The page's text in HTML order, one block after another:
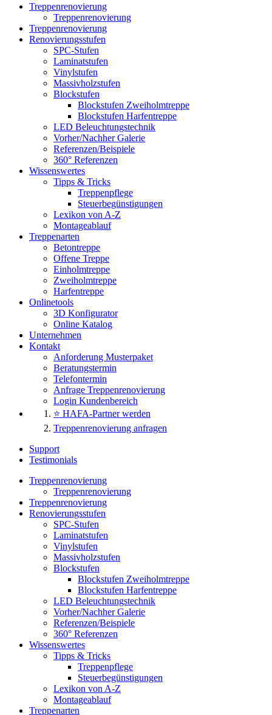
Treppenrenovierung
Treppenrenovierung
Treppenrenovierung
Renovierungsstufen
SPC-Stufen
Laminatstufen
Vinylstufen
Massivholzstufen
Blockstufen
Blockstufen Zweiholmtreppe
Blockstufen Harfentreppe
LED Beleuchtungstechnik
Vorher/Nachher Galerie
Referenzen/Beispiele
360° Referenzen
Wissenswertes
Tipps & Tricks
Treppenpflege
Steuerbegünstigungen
Lexikon von A-Z
Montageablauf
Treppenarten
Betontreppe
Offene Treppe
Einholmtreppe
Zweiholmtreppe
Harfentreppe
Onlinetools
3D Konfigurator
Online Katalog
Unternehmen
Kontakt
Anforderung Musterpaket
Beratungstermin
Telefontermin
Anfrage Treppenrenovierung
Login Kundenbereich
⭐ HAFA-Partner werden
Treppenrenovierung anfragen
Support
Testimonials
Treppenrenovierung
Treppenrenovierung
Treppenrenovierung
Renovierungsstufen
SPC-Stufen
Laminatstufen
Vinylstufen
Massivholzstufen
Blockstufen
Blockstufen Zweiholmtreppe
Blockstufen Harfentreppe
LED Beleuchtungstechnik
Vorher/Nachher Galerie
Referenzen/Beispiele
360° Referenzen
Wissenswertes
Tipps & Tricks
Treppenpflege
Steuerbegünstigungen
Lexikon von A-Z
Montageablauf
Treppenarten